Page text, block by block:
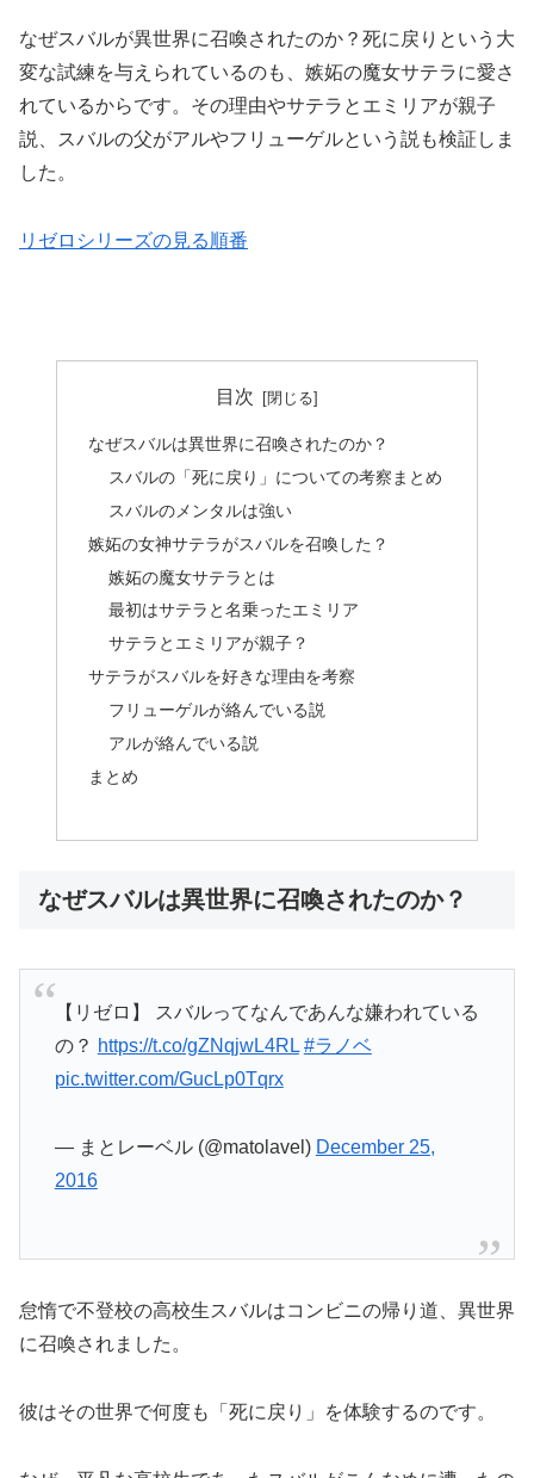
なぜスバルが異世界に召喚されたのか？死に戻りという大
変な試練を与えられているのも、嫉妬の魔女サテラに愛さ
れているからです。その理由やサテラとエミリアが親子
説、スバルの父がアルやフリューゲルという説も検証しま
した。
リゼロシリーズの見る順番
目次
なぜスバルは異世界に召喚されたのか？
スバルの「死に戻り」についての考察まとめ
スバルのメンタルは強い
嫉妬の女神サテラがスバルを召喚した？
嫉妬の魔女サテラとは
最初はサテラと名乗ったエミリア
サテラとエミリアが親子？
サテラがスバルを好きな理由を考察
フリューゲルが絡んでいる説
アルが絡んでいる説
まとめ
なぜスバルは異世界に召喚されたのか？
【リゼロ】 スバルってなんであんな嫌われている
の？ https://t.co/gZNqjwL4RL #ラノベ
pic.twitter.com/GucLp0Tqrx
— まとレーベル (@matolavel) December 25,
2016
怠惰で不登校の高校生スバルはコンビニの帰り道、異世界
に召喚されました。
彼はその世界で何度も「死に戻り」を体験するのです。